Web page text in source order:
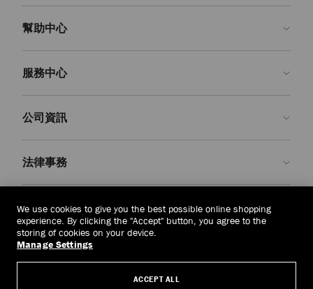
幫助中心
常見問題解答
申請退貨
送貨
服務中心
定制服務
保修服務
公司資訊
我們的歷史
我們的影響與責任
我們的影響
匠心工藝
法律事務
條款與條件
被遺忘權
主體存取請求表
汶萊(HK$)
We use cookies to give you the best possible online shopping
experience. By clicking the "Accept" button, you agree to the
storing of cookies on your device.
Manage Settings
ACCEPT ALL